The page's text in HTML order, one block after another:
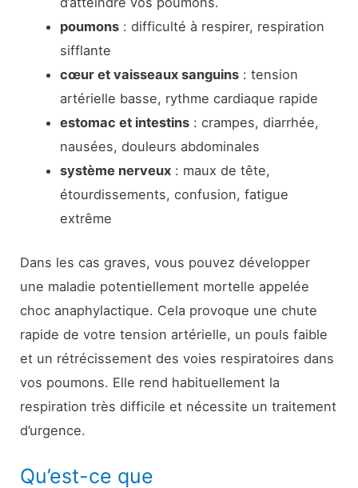
poumons: difficulté à respirer, respiration
sifflante
cœur et vaisseaux sanguins: tension
artérielle basse, rythme cardiaque rapide
estomac et intestins: crampes, diarrhée,
nausées, douleurs abdominales
système nerveux: maux de tête,
étourdissements, confusion, fatigue
extrême
Dans les cas graves, vous pouvez développer
une maladie potentiellement mortelle appelée
choc anaphylactique. Cela provoque une chute
rapide de votre tension artérielle, un pouls faible
et un rétrécissement des voies respiratoires dans
vos poumons. Elle rend habituellement la
respiration très difficile et nécessite un traitement
d’urgence.
Qu’est-ce que